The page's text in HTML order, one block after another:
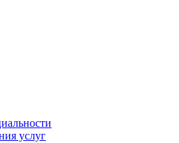
услуг